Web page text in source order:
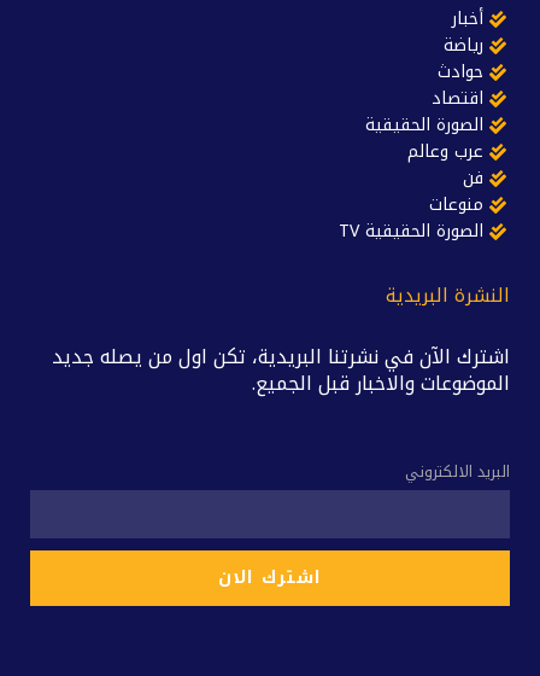
أخبار
رياضة
حوادث
اقتصاد
الصورة الحقيقية
عرب وعالم
فن
منوعات
الصورة الحقيقية TV
النشرة البريدية
اشترك الآن في نشرتنا البريدية، تكن اول من يصله جديد
الموضوعات والاخبار قبل الجميع.
البريد الالكتروني